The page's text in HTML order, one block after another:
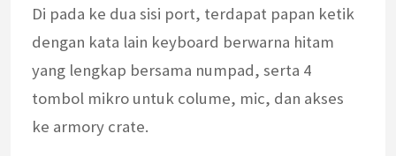
Di pada ke dua sisi port, terdapat papan ketik
dengan kata lain keyboard berwarna hitam
yang lengkap bersama numpad, serta 4
tombol mikro untuk colume, mic, dan akses
ke armory crate.